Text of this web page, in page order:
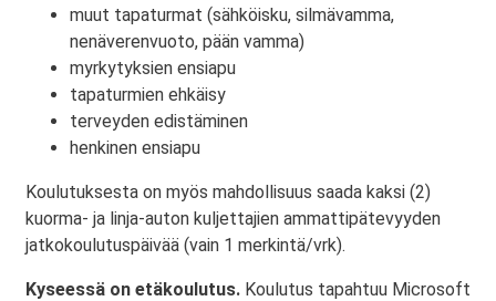
muut tapaturmat (sähköisku, silmävamma,
nenäverenvuoto, pään vamma)
myrkytyksien ensiapu
tapaturmien ehkäisy
terveyden edistäminen
henkinen ensiapu
Koulutuksesta on myös mahdollisuus saada kaksi (2)
kuorma- ja linja-auton kuljettajien ammattipätevyyden
jatkokoulutuspäivää (vain 1 merkintä/vrk).
Kyseessä on etäkoulutus. Koulutus tapahtuu Microsoft